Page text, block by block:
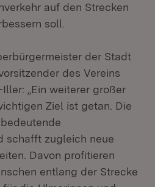
auf den Strecken
soll.
der Stadt
des Vereins
„Ein weiterer großer
Ziel ist getan. Die
schafft zugleich neue
Davon profitieren
entlang der Strecke